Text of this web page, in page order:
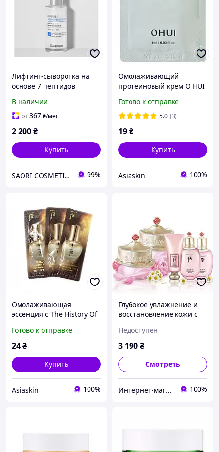
Лифтинг-сыворотка на
основе 7 пептидов
Serum от мимических
морщин
В наличии
от367₴/мес
2 200₴
Купить
SAORI COSMETICS - Интернет-магазин профессиональной корейской кocмeтики 99%
Омолаживающий
протеиновый крем O HUI
Protein Cream пробник 1
мл
Готово к отправке
5.0 (3)
19₴
Купить
Asiaskin 100%
Омолаживающая
эссенция с The History Of
Regenerating Gold
Concentrate
Готово к отправке
24₴
Купить
Asiaskin 100%
Глубокое увлажнение и
восстановление кожи с
косметикой The History of
Whoo Gongjinhyang Soo
Недоступен
3 190₴
Смотреть
Интернет-магазин HENNI SHOP 100%